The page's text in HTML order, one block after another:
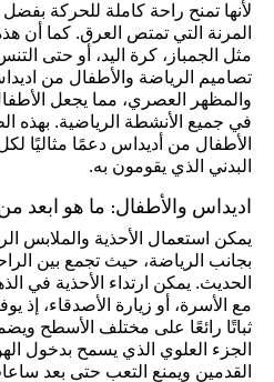
لأنها تمنح راحة كاملة للحركة
المرنة التي تمتص العرق. كما أن
مثل الجمباز، كرة اليد، أو حتى
تصاميم الرياضة والأطفال من
والمظهر العصري، مما يجعل
في جميع الأنشطة الرياضية. بهذه
الأطفال من أديداس دعمًا مثاليًا
البدني الذي يقومون به.
اديداس والأطفال: ما هو ابعد
يمكن استعمال الأحذية والملابس
بجانب الرياضة، حيث تجمع بين
الحديث. يمكن ارتداء الأحذية في
مع الأسرة، أو زيارة الأصدقاء، إذ
ثباتًا رائعًا على مختلف الأسطح
الجزء العلوي الذي يسمح بدخول
القدمين ويمنع التعب حتى بعد